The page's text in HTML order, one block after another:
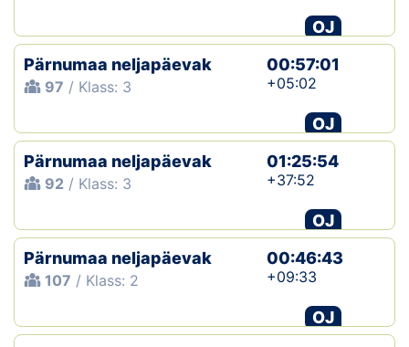
OJ
Pärnumaa neljapäevak
97 / Klass: 3
00:57:01
+05:02
OJ
Pärnumaa neljapäevak
92 / Klass: 3
01:25:54
+37:52
OJ
Pärnumaa neljapäevak
107 / Klass: 2
00:46:43
+09:33
OJ